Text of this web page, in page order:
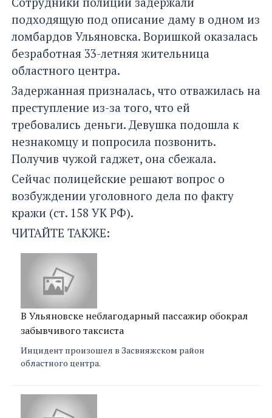
подходящую под описание даму в одном из
ломбардов Ульяновска. Воришкой оказалась
безработная 33-летняя жительница
областного центра.
Задержанная призналась, что отважилась на
преступление из-за того, что ей
требовались деньги. Девушка подошла к
незнакомцу и попросила позвонить.
Получив чужой гаджет, она сбежала.
Сейчас полицейские решают вопрос о
возбуждении уголовного дела по факту
кражи (ст. 158 УК РФ).
ЧИТАЙТЕ ТАКЖЕ:
В Ульяновске неблагодарный пассажир обокрал
забывчивого таксиста
Инцидент произошел в Засвияжском район
областного центра.